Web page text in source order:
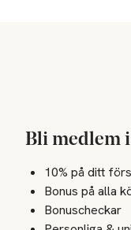
Bli medlem
10% på ditt
Bonus på alla
Bonuscheckar